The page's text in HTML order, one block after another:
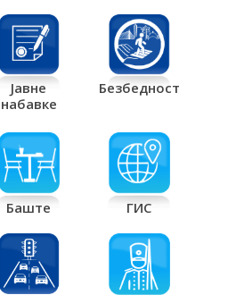
Јавне
набавке
Безбедност
Баште ГИС